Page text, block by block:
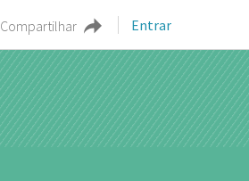
Compartilhar Entrar